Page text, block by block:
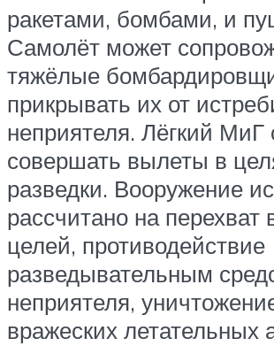
ракетами, бомбами, и
Самолёт может
тяжёлые
прикрывать их от
неприятеля. Лёгкий МиГ
совершать вылеты в
разведки. Вооружение
рассчитано на
целей, противодействие
разведывательным
неприятеля,
вражеских летательных